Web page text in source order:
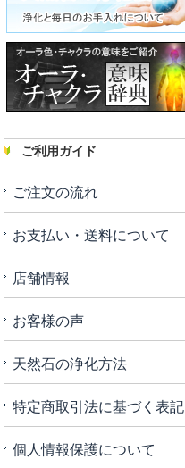
ご利用ガイド
ご注文の流れ
お支払い・送料について
店舗情報
お客様の声
天然石の浄化方法
特定商取引法に基づく表記
個人情報保護について